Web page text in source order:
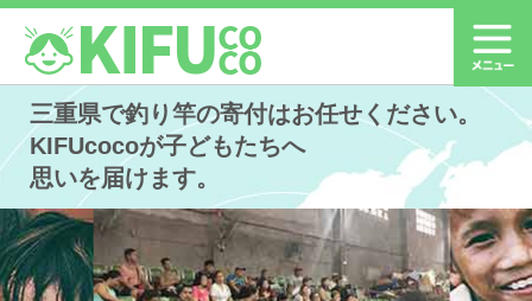
三重県で釣り竿の寄付はお任せください。
KIFUcocoが子どもたちへ
思いを届けます。